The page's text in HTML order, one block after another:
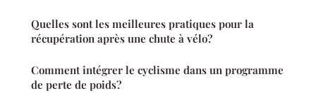
Quelles sont les meilleures pratiques pour la
récupération après une chute à vélo?
Comment intégrer le cyclisme dans un programme
de perte de poids?